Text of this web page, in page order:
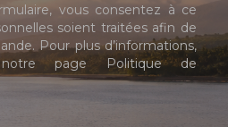
vous consentez à ce
soient traitées afin de
Pour plus d’informations,
notre page Politique de